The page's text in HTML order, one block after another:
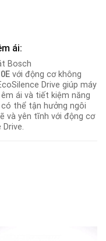
ái:
Bosch
với động cơ không
Drive giúp máy
ái và tiết kiệm năng
có thể tận hưởng ngôi
và yên tĩnh với động cơ
Drive.